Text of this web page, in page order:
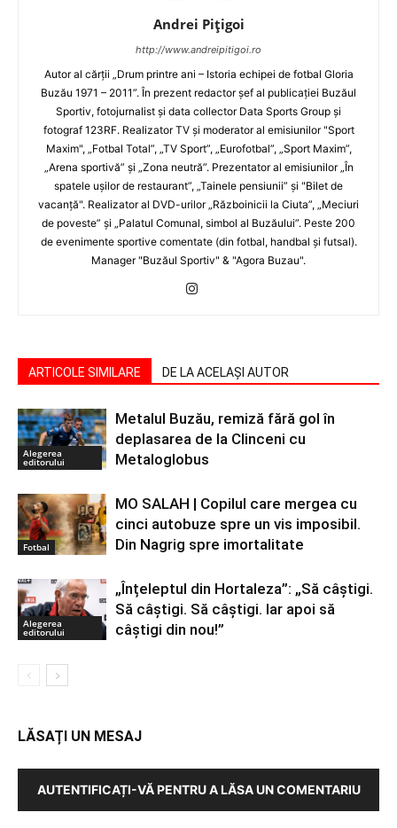
Andrei Pițigoi
http://www.andreipitigoi.ro
Autor al cărţii „Drum printre ani – Istoria echipei de fotbal Gloria
Buzău 1971 – 2011”. În prezent redactor şef al publicaţiei Buzăul
Sportiv, fotojurnalist şi data collector Data Sports Group şi
fotograf 123RF. Realizator TV şi moderator al emisiunilor "Sport
Maxim", „Fotbal Total”, „TV Sport”, „Eurofotbal”, „Sport Maxim”,
„Arena sportivă” şi „Zona neutră”. Prezentator al emisiunilor „În
spatele uşilor de restaurant”, „Tainele pensiunii” şi "Bilet de
vacanţă". Realizator al DVD-urilor „Războinicii la Ciuta”, „Meciuri
de poveste” şi „Palatul Comunal, simbol al Buzăului”. Peste 200
de evenimente sportive comentate (din fotbal, handbal şi futsal).
Manager "Buzăul Sportiv" & "Agora Buzau".
ARTICOLE SIMILARE DE LA ACELAȘI AUTOR
Alegerea
editorului
Metalul Buzău, remiză fără gol în
deplasarea de la Clinceni cu
Metaloglobus
Fotbal
MO SALAH | Copilul care mergea cu
cinci autobuze spre un vis imposibil.
Din Nagrig spre imortalitate
Alegerea
editorului
„Înțeleptul din Hortaleza”: „Să câștigi.
Să câștigi. Să câștigi. Iar apoi să
câștigi din nou!”
LĂSAȚI UN MESAJ
AUTENTIFICAȚI-VĂ PENTRU A LĂSA UN COMENTARIU